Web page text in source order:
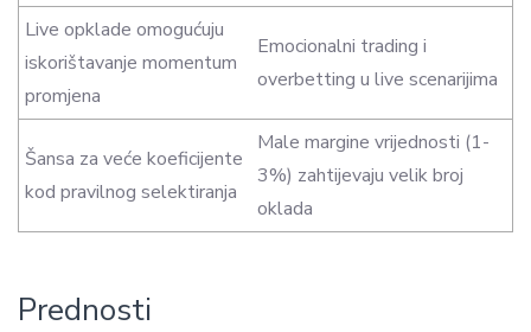
Live opklade omogućuju
iskorištavanje momentum
promjena
Emocionalni trading i
overbetting u live scenarijima
Šansa za veće koeficijente
kod pravilnog selektiranja
Male margine vrijednosti (1-
3%) zahtijevaju velik broj
oklada
Prednosti